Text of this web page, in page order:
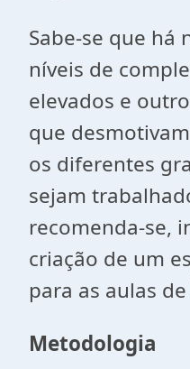
Sabe-se que há
níveis de
elevados e
que
os diferentes
sejam
recomenda-se,
criação de um
para as aulas
Metodologia